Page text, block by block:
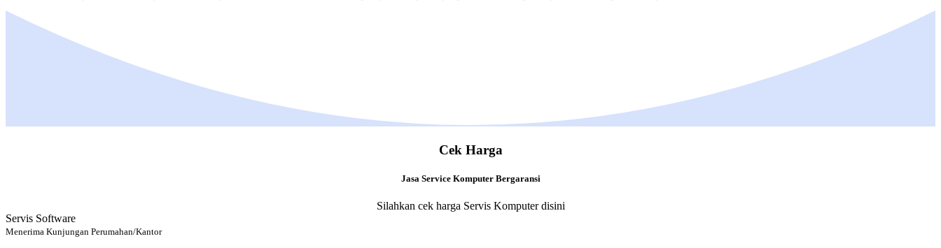
Cek Harga
Jasa Service Komputer Bergaransi
Silahkan cek harga Servis Komputer disini
Servis Software
Menerima Kunjungan Perumahan/Kantor